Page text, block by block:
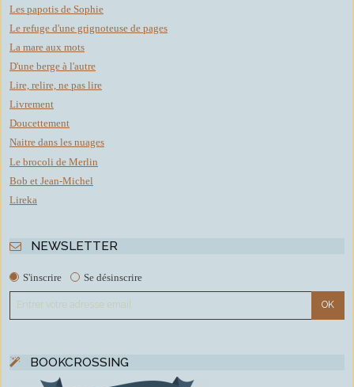
Les papotis de Sophie
Le refuge d'une grignoteuse de pages
La mare aux mots
D'une berge à l'autre
Lire, relire, ne pas lire
Livrement
Doucettement
Naitre dans les nuages
Le brocoli de Merlin
Bob et Jean-Michel
Lireka
NEWSLETTER
S'inscrire Se désinscrire
BOOKCROSSING